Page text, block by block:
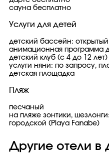
сауна бесплатно
Услуги для детей
детский бассейн: открытый
анимационная программа
детский клуб (с 4 до 12 лет)
услуги няни: по запросу,
детская площадка
Пляж
песчаный
на пляже зонтики,
городской (Playa Fanabe)
Другие отели в